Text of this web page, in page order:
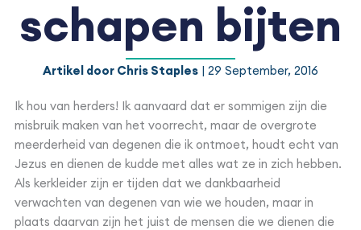
schapen bijten
Artikel door Chris Staples | 29 September, 2016
Ik hou van herders! Ik aanvaard dat er sommigen zijn die
misbruik maken van het voorrecht, maar de overgrote
meerderheid van degenen die ik ontmoet, houdt echt van
Jezus en dienen de kudde met alles wat ze in zich hebben.
Als kerkleider zijn er tijden dat we dankbaarheid
verwachten van degenen van wie we houden, maar in
plaats daarvan zijn het juist de mensen die we dienen die